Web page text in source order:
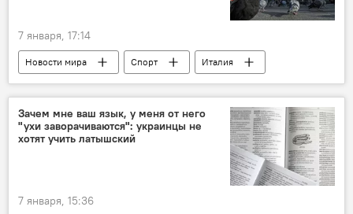
7 января, 17:14
Новости мира Спорт
Италия
Милан
зимняя Олимпиада-2026
Такой хоккей нам нужен
Зачем мне ваш язык, у меня от него
"ухи заворачиваются": украинцы не
хотят учить латышский
7 января, 15:36